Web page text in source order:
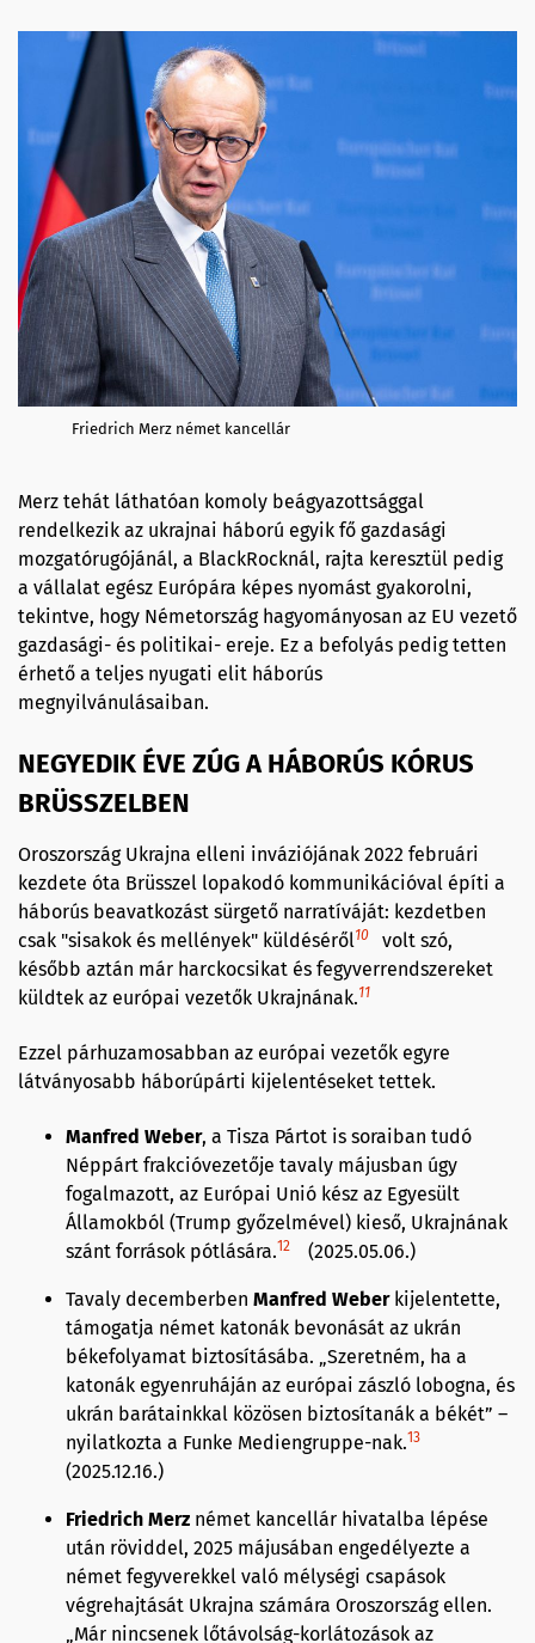
Friedrich Merz német kancellár
Merz tehát láthatóan komoly beágyazottsággal
rendelkezik az ukrajnai háború egyik fő gazdasági
mozgatórugójánál, a BlackRocknál, rajta keresztül pedig
a vállalat egész Európára képes nyomást gyakorolni,
tekintve, hogy Németország hagyományosan az EU vezető
gazdasági- és politikai- ereje. Ez a befolyás pedig tetten
érhető a teljes nyugati elit háborús
megnyilvánulásaiban.
NEGYEDIK ÉVE ZÚG A HÁBORÚS KÓRUS
BRÜSSZELBEN
Oroszország Ukrajna elleni inváziójának 2022 februári
kezdete óta Brüsszel lopakodó kommunikációval építi a
háborús beavatkozást sürgető narratíváját: kezdetben
csak "sisakok és mellények" küldéséről10
volt szó,
később aztán már harckocsikat és fegyverrendszereket
küldtek az európai vezetők Ukrajnának.11
Ezzel párhuzamosabban az európai vezetők egyre
látványosabb háborúpárti kijelentéseket tettek.
Manfred Weber, a Tisza Pártot is soraiban tudó
Néppárt frakcióvezetője tavaly májusban úgy
fogalmazott, az Európai Unió kész az Egyesült
Államokból (Trump győzelmével) kieső, Ukrajnának
szánt források pótlására.12 (2025.05.06.)
Tavaly decemberben Manfred Weber kijelentette,
támogatja német katonák bevonását az ukrán
békefolyamat biztosításába. „Szeretném, ha a
katonák egyenruháján az európai zászló lobogna, és
ukrán barátainkkal közösen biztosítanák a békét” –
nyilatkozta a Funke Mediengruppe-nak.13
(2025.12.16.)
Friedrich Merz német kancellár hivatalba lépése
után röviddel, 2025 májusában engedélyezte a
német fegyverekkel való mélységi csapások
végrehajtását Ukrajna számára Oroszország ellen.
„Már nincsenek lőtávolság-korlátozások az